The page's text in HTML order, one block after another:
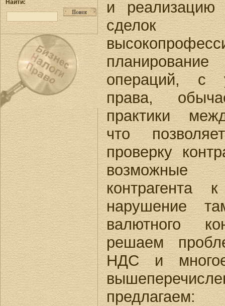
Найти:
и реализацию
сделок
планирование
операций, с
права,
практики
что
проверку
возможные
контрагента
нарушение
валютного
решаем
НДС и
предлагаем: